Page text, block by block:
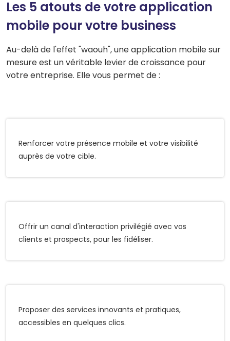
Les 5 atouts de votre application
mobile pour votre business
Au-delà de l'effet "waouh", une application mobile sur
mesure est un véritable levier de croissance pour
votre entreprise. Elle vous permet de :
Renforcer votre présence mobile et votre visibilité
auprès de votre cible.
Offrir un canal d'interaction privilégié avec vos
clients et prospects, pour les fidéliser.
Proposer des services innovants et pratiques,
accessibles en quelques clics.